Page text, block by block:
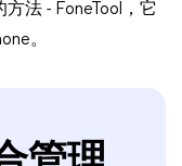
法 - FoneTool，它
。